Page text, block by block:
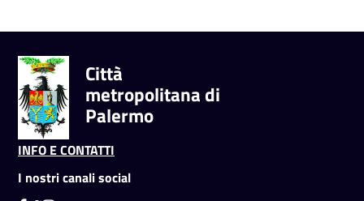
Città
metropolitana di
Palermo
INFO E CONTATTI
I nostri canali social